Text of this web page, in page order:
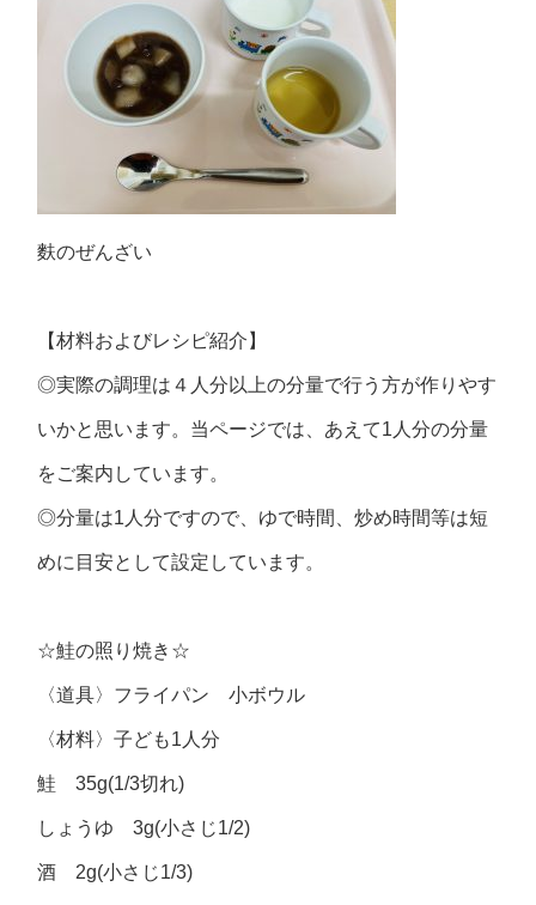
麩のぜんざい
【材料およびレシピ紹介】
◎実際の調理は４人分以上の分量で行う方が作りやす
いかと思います。当ページでは、あえて1人分の分量
をご案内しています。
◎分量は1人分ですので、ゆで時間、炒め時間等は短
めに目安として設定しています。
☆鮭の照り焼き☆
〈道具〉フライパン 小ボウル
〈材料〉子ども1人分
鮭 35g(1/3切れ)
しょうゆ 3g(小さじ1/2)
酒 2g(小さじ1/3)